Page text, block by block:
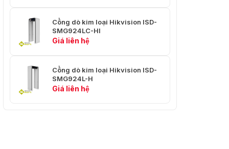
Cổng dò kim loại Hikvision ISD-
SMG924LC-HI
Giá liên hệ
Cổng dò kim loại Hikvision ISD-
SMG924L-H
Giá liên hệ